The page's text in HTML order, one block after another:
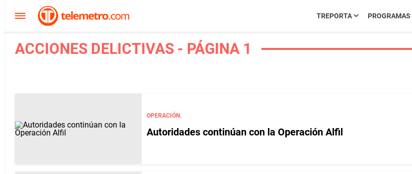
TREPORTA PROGRAMAS
ACCIONES DELICTIVAS - PÁGINA 1
OPERACIÓN.
Autoridades continúan con la Operación Alfil